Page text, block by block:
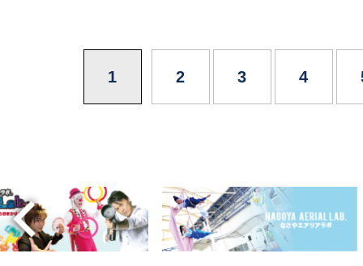
1 2 3 4